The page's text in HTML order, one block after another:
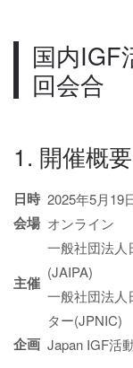
国内IGF
回会合
1. 開催概要
日時 2025年5月19
会場 オンライン
主催
一般社団法人
(JAIPA)
一般社団法人
ター(JPNIC)
企画 Japan IGF活